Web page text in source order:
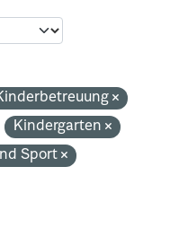
Kindergarten
Sport